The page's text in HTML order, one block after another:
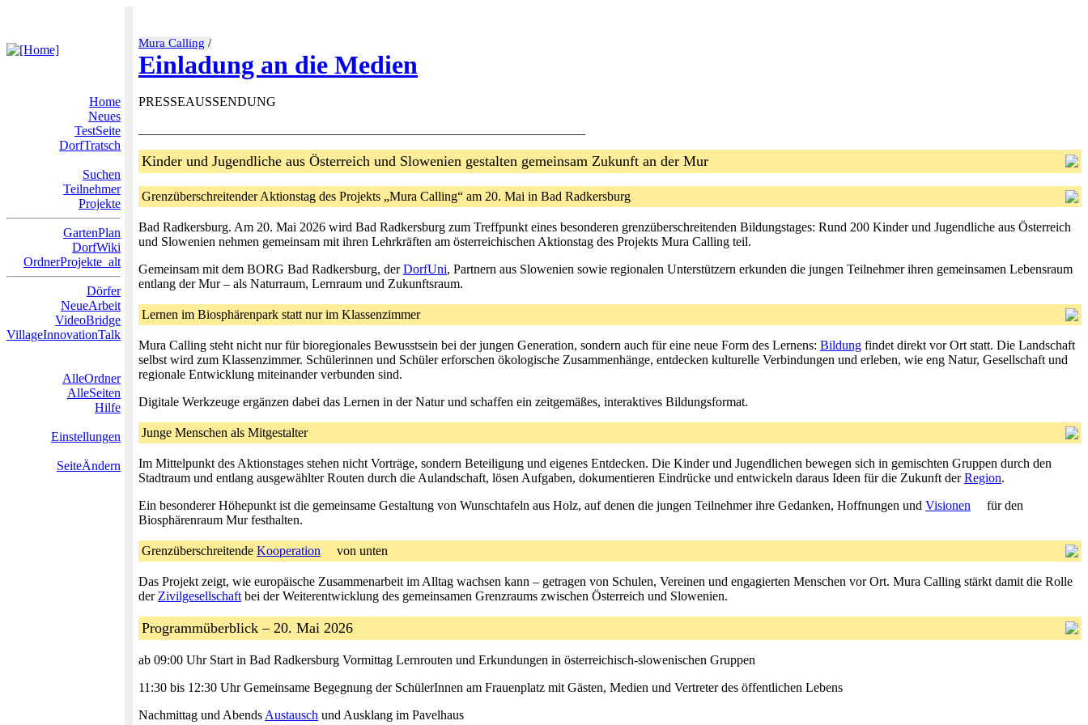
Mura Calling /
Einladung an die Medien
Home
Neues
TestSeite
DorfTratsch
Suchen
Teilnehmer
Projekte
GartenPlan
DorfWiki
OrdnerProjekte_alt
Dörfer
NeueArbeit
VideoBridge
VillageInnovationTalk
AlleOrdner
AlleSeiten
Hilfe
Einstellungen
SeiteÄndern
PRESSEAUSSENDUNG
Kinder und Jugendliche aus Österreich und Slowenien gestalten gemeinsam Zukunft an der Mur
Grenzüberschreitender Aktionstag des Projekts „Mura Calling“ am 20. Mai in Bad Radkersburg
Bad Radkersburg. Am 20. Mai 2026 wird Bad Radkersburg zum Treffpunkt eines besonderen grenzüberschreitenden Bildungstages: Rund 200 Kinder und Jugendliche aus Österreich
und Slowenien nehmen gemeinsam mit ihren Lehrkräften am österreichischen Aktionstag des Projekts Mura Calling teil.
Gemeinsam mit dem BORG Bad Radkersburg, derDorfUni, Partnern aus Slowenien sowie regionalen Unterstützern erkunden die jungen Teilnehmer ihren gemeinsamen Lebensraum
entlang der Mur – als Naturraum, Lernraum und Zukunftsraum.
Lernen im Biosphärenpark statt nur im Klassenzimmer
Mura Calling steht nicht nur für bioregionales Bewusstsein bei der jungen Generation, sondern auch für eine neue Form des Lernens: Bildung findet direkt vor Ort statt. Die Landschaft
selbst wird zum Klassenzimmer. Schülerinnen und Schüler erforschen ökologische Zusammenhänge, entdecken kulturelle Verbindungen und erleben, wie eng Natur, Gesellschaft und
regionale Entwicklung miteinander verbunden sind.
Digitale Werkzeuge ergänzen dabei das Lernen in der Natur und schaffen ein zeitgemäßes, interaktives Bildungsformat.
Junge Menschen als Mitgestalter
Im Mittelpunkt des Aktionstages stehen nicht Vorträge, sondern Beteiligung und eigenes Entdecken. Die Kinder und Jugendlichen bewegen sich in gemischten Gruppen durch den
Stadtraum und entlang ausgewählter Routen durch die Aulandschaft, lösen Aufgaben, dokumentieren Eindrücke und entwickeln daraus Ideen für die Zukunft derRegion.
Ein besonderer Höhepunkt ist die gemeinsame Gestaltung von Wunschtafeln aus Holz, auf denen die jungen Teilnehmer ihre Gedanken, Hoffnungen und Visionen
für den
Biosphärenraum Mur festhalten.
Grenzüberschreitende Kooperation von unten
Das Projekt zeigt, wie europäische Zusammenarbeit im Alltag wachsen kann – getragen von Schulen, Vereinen und engagierten Menschen vor Ort. Mura Calling stärkt damit die Rolle
der Zivilgesellschaft bei der Weiterentwicklung des gemeinsamen Grenzraums zwischen Österreich und Slowenien.
Programmüberblick – 20. Mai 2026
ab 09:00 Uhr Start in Bad Radkersburg Vormittag Lernrouten und Erkundungen in österreichisch-slowenischen Gruppen
11:30 bis 12:30 Uhr Gemeinsame Begegnung der SchülerInnen am Frauenplatz mit Gästen, Medien und Vertreter des öffentlichen Lebens
Nachmittag und Abends Austausch und Ausklang im Pavelhaus